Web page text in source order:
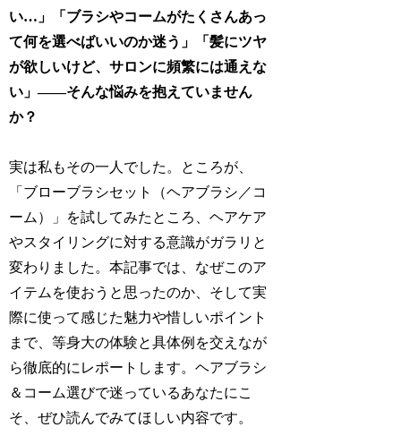
い…」「ブラシやコームがたくさんあっ
て何を選べばいいのか迷う」「髪にツヤ
が欲しいけど、サロンに頻繁には通えな
い」――そんな悩みを抱えていません
か？
実は私もその一人でした。ところが、
「ブローブラシセット（ヘアブラシ／コ
ーム）」を試してみたところ、ヘアケア
やスタイリングに対する意識がガラリと
変わりました。本記事では、なぜこのア
イテムを使おうと思ったのか、そして実
際に使って感じた魅力や惜しいポイント
まで、等身大の体験と具体例を交えなが
ら徹底的にレポートします。ヘアブラシ
＆コーム選びで迷っているあなたにこ
そ、ぜひ読んでみてほしい内容です。